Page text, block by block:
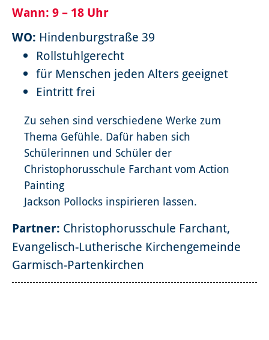
Wann: 9 – 18 Uhr
WO: Hindenburgstraße 39
Rollstuhlgerecht
für Menschen jeden Alters geeignet
Eintritt frei
Zu sehen sind verschiedene Werke zum
Thema Gefühle. Dafür haben sich
Schülerinnen und Schüler der
Christophorusschule Farchant vom Action
Painting
Jackson Pollocks inspirieren lassen.
Partner: Christophorusschule Farchant,
Evangelisch-Lutherische Kirchengemeinde
Garmisch-Partenkirchen